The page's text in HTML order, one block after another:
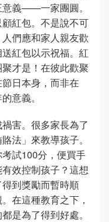
義——一家團圓。
紅包。不是說不可
們應和家人親友歡
紅包以示祝福。紅
才是！在彼此歡聚
日本身，而非在
意義。
害。很多家長為了
法」來教導孩子。
考試100分，便買手
效控制孩子？這想
到獎勵而暫時順
在這種教育之下，
是為了得到好處。